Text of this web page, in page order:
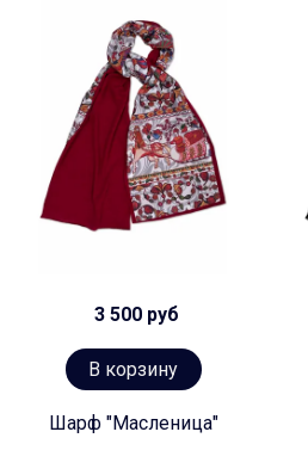
3 500 руб
В корзину
Шарф "Масленица"